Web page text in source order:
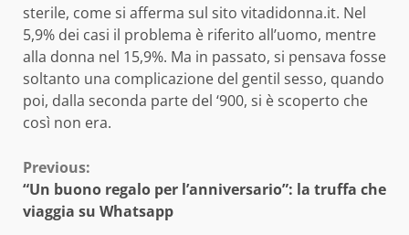
sterile, come si afferma sul sito vitadidonna.it. Nel
5,9% dei casi il problema è riferito all’uomo, mentre
alla donna nel 15,9%. Ma in passato, si pensava fosse
soltanto una complicazione del gentil sesso, quando
poi, dalla seconda parte del ‘900, si è scoperto che
così non era.
Continue
Reading
Previous:
“Un buono regalo per l’anniversario”: la truffa che
viaggia su Whatsapp